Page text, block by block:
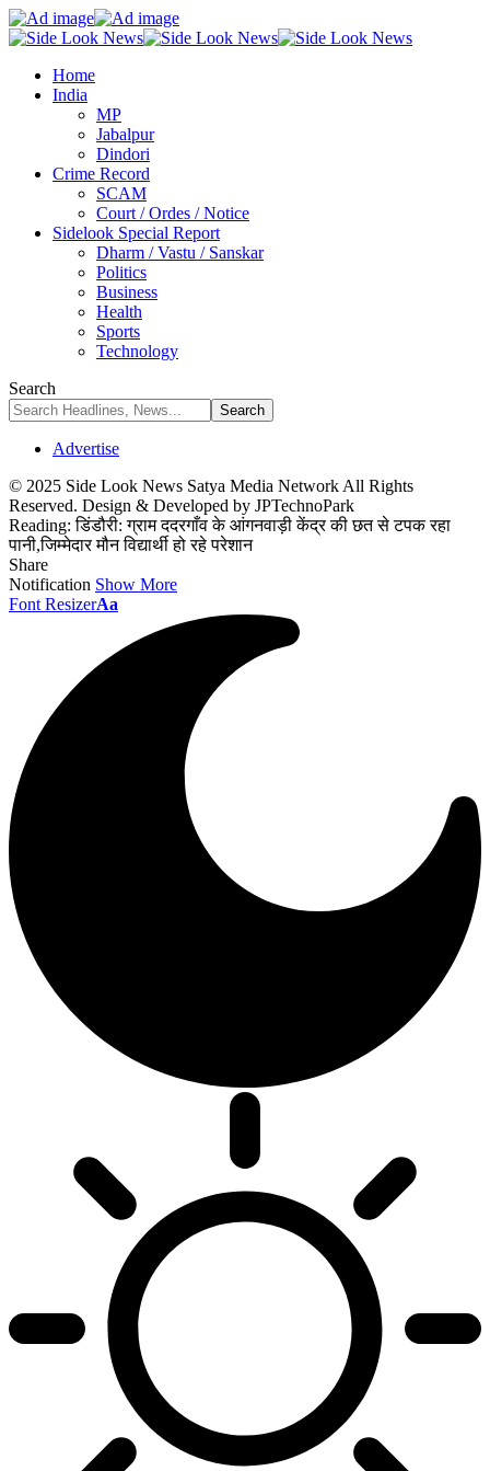
Home
India
MP
Jabalpur
Dindori
Crime Record
SCAM
Court / Ordes / Notice
Sidelook Special Report
Dharm / Vastu / Sanskar
Politics
Business
Health
Sports
Technology
Search
Advertise
© 2025 Side Look News Satya Media Network All Rights
Reserved. Design & Developed by JPTechnoPark
Reading: डिंडौरी: ग्राम ददरगाँव के आंगनवाड़ी केंद्र की छत से टपक रहा
पानी,जिम्मेदार मौन विद्यार्थी हो रहे परेशान
Share
Notification Show More
Font ResizerAa